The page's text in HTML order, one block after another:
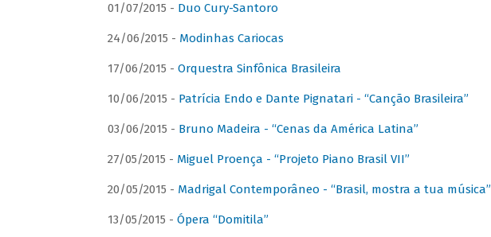
01/07/2015 - Duo Cury-Santoro
24/06/2015 - Modinhas Cariocas
17/06/2015 - Orquestra Sinfônica Brasileira
10/06/2015 - Patrícia Endo e Dante Pignatari - “Canção Brasileira”
03/06/2015 - Bruno Madeira - “Cenas da América Latina”
27/05/2015 - Miguel Proença - “Projeto Piano Brasil VII”
20/05/2015 - Madrigal Contemporâneo - “Brasil, mostra a tua música”
13/05/2015 - Ópera “Domitila”